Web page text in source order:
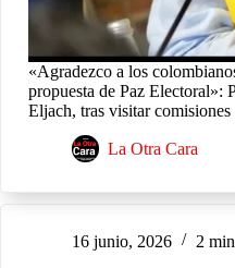
«Agradezco a los
propuesta de Paz Electoral»:
Eljach, tras visitar comisiones
La Otra Cara
16 junio, 2026 2